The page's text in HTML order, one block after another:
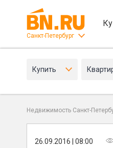
Санкт-Петербург
Купить
Недвижимость Санкт-
26.09.2016 | 08:00